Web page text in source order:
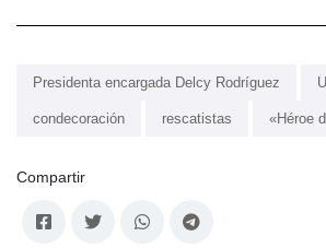
Presidenta encargada Delcy Rodríguez
condecoración rescatistas «Héroe
Compartir